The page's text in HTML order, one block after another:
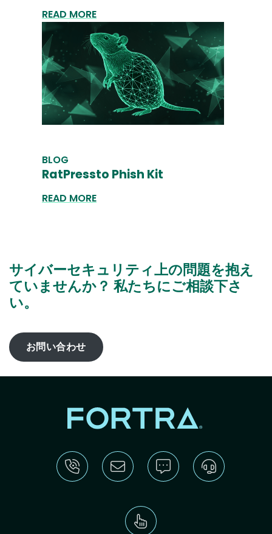
READ MORE
BLOG
RatPressto Phish Kit
READ MORE
サイバーセキュリティ上の問題を抱え
ていませんか？ 私たちにご相談下さ
い。
お問い合わせ